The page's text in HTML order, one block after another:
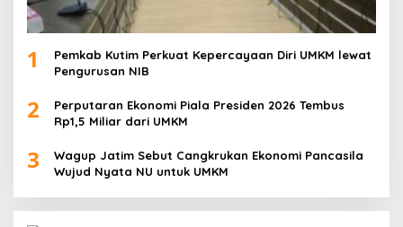
1
Pemkab Kutim Perkuat Kepercayaan Diri UMKM lewat
Pengurusan NIB
2
Perputaran Ekonomi Piala Presiden 2026 Tembus
Rp1,5 Miliar dari UMKM
3
Wagup Jatim Sebut Cangkrukan Ekonomi Pancasila
Wujud Nyata NU untuk UMKM